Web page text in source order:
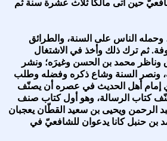
الناس على السنة، والطرائق
ثم ترك ذلك وأخذ في الاشتغال
وناظر محمد بن الحسن وغيرَه؛ ونشر
ونصر السنة وشاع ذكره وفضله وطلب
إمام أهل الحديث في عصره أن يصنّف
كتاب الرسالة، وهو أول كتاب صنف
الرحمن ويحيى بن سعيد القطّان يعجبان
بن حنبل كانا يدعوان للشافعيّ في